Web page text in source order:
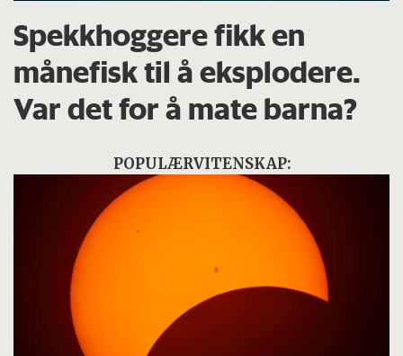
Spekkhoggere fikk en
månefisk til å eksplodere.
Var det for å mate barna?
POPULÆRVITENSKAP: